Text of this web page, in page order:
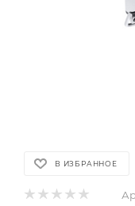
В ИЗБРАННОЕ